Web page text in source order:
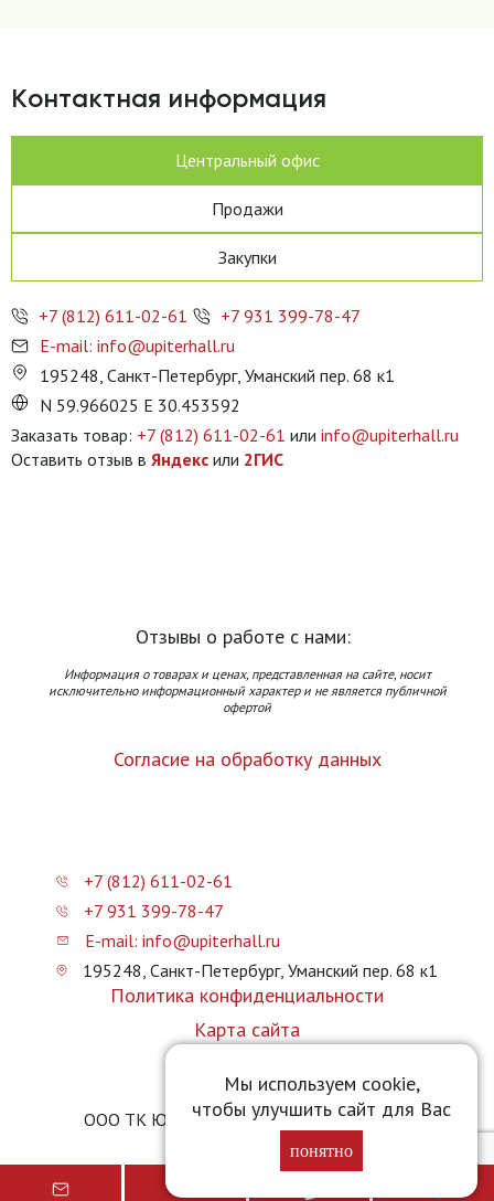
Мы используем cookie,
чтобы улучшить сайт для Вас
понятно
Контактная информация
Центральный офис
Продажи
Закупки
+7 (812) 611-02-61
+7 931 399-78-47
E-mail: info@upiterhall.ru
195248, Санкт-Петербург, Уманский пер. 68 к1
N 59.966025 E 30.453592
Заказать товар: +7 (812) 611-02-61 или info@upiterhall.ru
Оставить отзыв в Яндекс или 2ГИС
Отзывы о работе с нами:
Информация о товарах и ценах, представленная на сайте, носит
исключительно информационный характер и не является публичной
офертой
Согласие на обработку данных
+7 (812) 611-02-61
+7 931 399-78-47
E-mail: info@upiterhall.ru
195248, Санкт-Петербург, Уманский пер. 68 к1
Политика конфиденциальности
Карта сайта
ООО ТК Юпитер Холл © 2026 upiterhall.ru